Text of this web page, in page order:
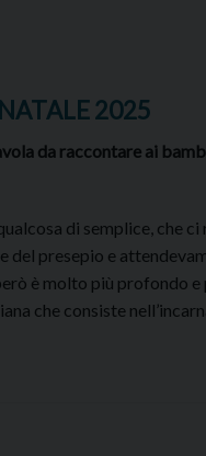
2025
da raccontare ai
di semplice, che
del presepio e
è molto più profondo
che consiste